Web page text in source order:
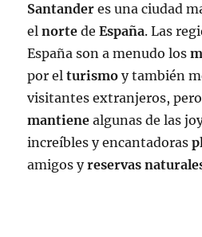
Santander es una ciudad
elnorte deEspaña. Las
España son a menudo los
por elturismo y también
visitantes extranjeros,
mantiene algunas de las
increíbles y encantadoras
amigos yreservas